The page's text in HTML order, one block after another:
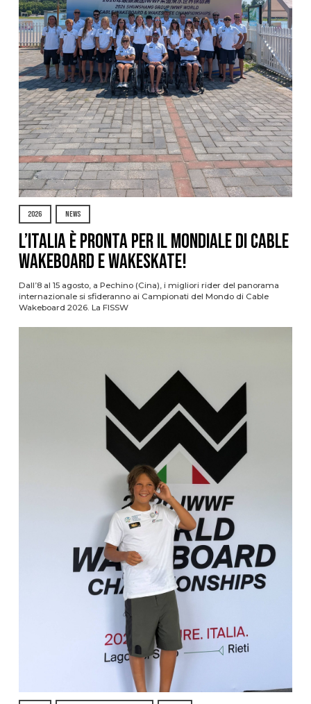
2026 NEWS
L’Italia è pronta per il Mondiale di Cable
Wakeboard e Wakeskate!
Dall’8 al 15 agosto, a Pechino (Cina), i migliori rider del panorama
internazionale si sfideranno ai Campionati del Mondo di Cable
Wakeboard 2026. La FISSW